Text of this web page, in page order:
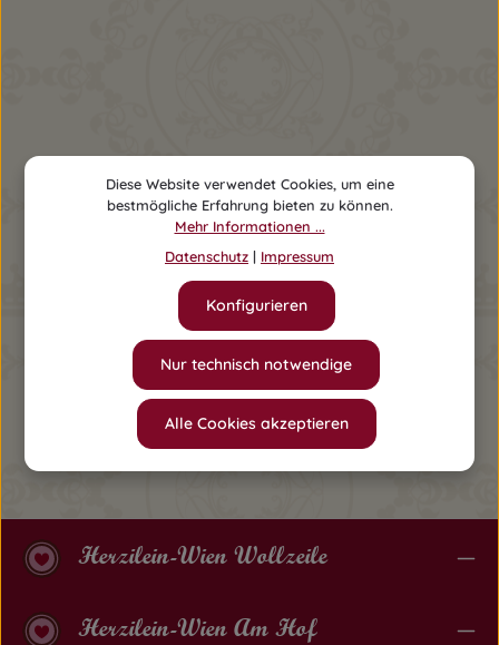
Mädchen Kombi Hannah
Herzilein-Wien Wollzeile
Herzilein-Wien Am Hof
Diese Website verwendet Cookies, um eine
bestmögliche Erfahrung bieten zu können.
Mehr Informationen ...
Datenschutz | Impressum
Nur technisch notwendige
Konfigurieren
Alle Cookies akzeptieren